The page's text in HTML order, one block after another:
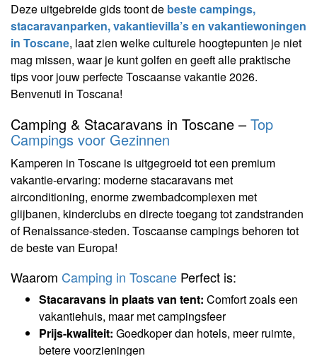
Deze uitgebreide gids toont de beste campings,
stacaravanparken, vakantievilla’s en vakantiewoningen
in Toscane, laat zien welke culturele hoogtepunten je niet
mag missen, waar je kunt golfen en geeft alle praktische
tips voor jouw perfecte Toscaanse vakantie 2026.
Benvenuti in Toscana!
Camping & Stacaravans in Toscane – Top
Campings voor Gezinnen
Kamperen in Toscane is uitgegroeid tot een premium
vakantie-ervaring: moderne stacaravans met
airconditioning, enorme zwembadcomplexen met
glijbanen, kinderclubs en directe toegang tot zandstranden
of Renaissance-steden. Toscaanse campings behoren tot
de beste van Europa!
Waarom Camping in Toscane Perfect is:
Stacaravans in plaats van tent: Comfort zoals een
vakantiehuis, maar met campingsfeer
Prijs-kwaliteit: Goedkoper dan hotels, meer ruimte,
betere voorzieningen